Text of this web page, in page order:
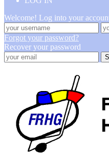
Welcome! Log into your
Forgot your password?
Recover your password